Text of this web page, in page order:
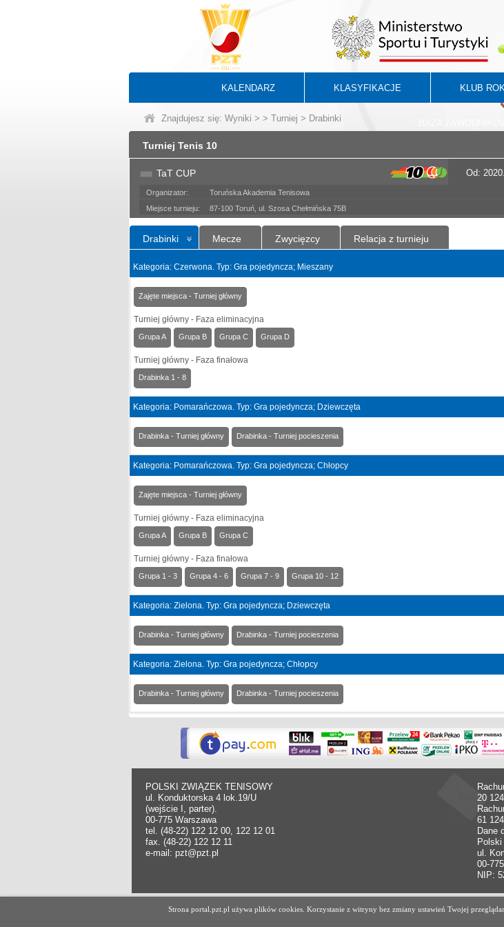
KALENDARZ KLASYFIKACJE KLUB
Znajdujesz się: Wyniki > > Turniej > Drabinki
Turniej Tenis 10
TaT CUP Od:
Organizator:
Toruńska Akademia Tenisowa
Miejsce turnieju:
87-100 Toruń, ul. Szosa Chełmińska 75B
Drabinki Mecze Zwycięzcy Relacja z turnieju
Kategoria: Czerwona. Typ: Gra pojedyncza; Mieszany
Zajęte miejsca - Turniej główny
Turniej główny - Faza eliminacyjna
Grupa A Grupa B Grupa C Grupa D
Turniej główny - Faza finałowa
Drabinka 1 - 8
Kategoria: Pomarańczowa. Typ: Gra pojedyncza; Dziewczęta
Drabinka - Turniej główny Drabinka - Turniej pocieszenia
Kategoria: Pomarańczowa. Typ: Gra pojedyncza; Chłopcy
Zajęte miejsca - Turniej główny
Turniej główny - Faza eliminacyjna
Grupa A Grupa B Grupa C
Turniej główny - Faza finałowa
Grupa 1 - 3 Grupa 4 - 6 Grupa 7 - 9 Grupa 10 - 12
Kategoria: Zielona. Typ: Gra pojedyncza; Dziewczęta
Drabinka - Turniej główny Drabinka - Turniej pocieszenia
Kategoria: Zielona. Typ: Gra pojedyncza; Chłopcy
Drabinka - Turniej główny Drabinka - Turniej pocieszenia
POLSKI ZWIĄZEK TENISOWY
ul. Konduktorska 4 lok.19/U
(wejście I, parter).
00-775 Warszawa
tel. (48-22) 122 12 00, 122 12 01
fax. (48-22) 122 12 11
e-mail: pzt@pzt.pl
20
61
Dane
ul.
00-
NIP:
Copyright Polski Związek Tenisowy.
All rights reserved
Strona portal.pzt.pl używa plików cookies. Korzystanie z witryny bez zmiany ustawień Twojej